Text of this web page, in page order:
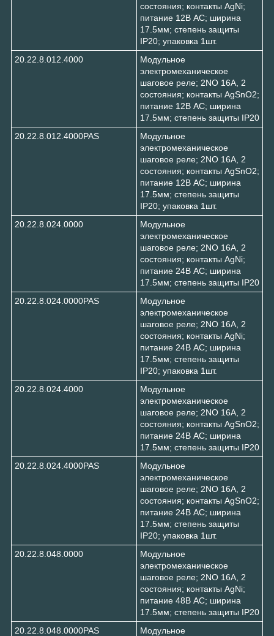
состояния; контакты AgNi;
питание 12В АC; ширина
17.5мм; степень защиты
IP20; упаковка 1шт.
20.22.8.012.4000
Модульное
электромеханическое
шаговое реле; 2NO 16А, 2
состояния; контакты AgSnO2;
питание 12В АC; ширина
17.5мм; степень защиты IP20
20.22.8.012.4000PAS
Модульное
электромеханическое
шаговое реле; 2NO 16А, 2
состояния; контакты AgSnO2;
питание 12В АC; ширина
17.5мм; степень защиты
IP20; упаковка 1шт.
20.22.8.024.0000
Модульное
электромеханическое
шаговое реле; 2NO 16А, 2
состояния; контакты AgNi;
питание 24В АC; ширина
17.5мм; степень защиты IP20
20.22.8.024.0000PAS
Модульное
электромеханическое
шаговое реле; 2NO 16А, 2
состояния; контакты AgNi;
питание 24В АC; ширина
17.5мм; степень защиты
IP20; упаковка 1шт.
20.22.8.024.4000
Модульное
электромеханическое
шаговое реле; 2NO 16А, 2
состояния; контакты AgSnO2;
питание 24В АC; ширина
17.5мм; степень защиты IP20
20.22.8.024.4000PAS
Модульное
электромеханическое
шаговое реле; 2NO 16А, 2
состояния; контакты AgSnO2;
питание 24В АC; ширина
17.5мм; степень защиты
IP20; упаковка 1шт.
20.22.8.048.0000
Модульное
электромеханическое
шаговое реле; 2NO 16А, 2
состояния; контакты AgNi;
питание 48В АC; ширина
17.5мм; степень защиты IP20
20.22.8.048.0000PAS
Модульное